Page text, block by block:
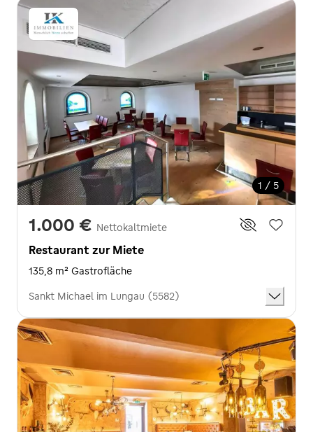
1 / 5
1.000 € Nettokaltmiete
Restaurant zur Miete
135,8 m² Gastrofläche
Sankt Michael im Lungau (5582)